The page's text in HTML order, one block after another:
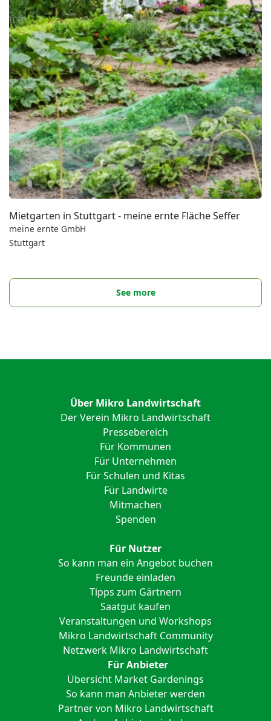
Mietgarten in Stuttgart - meine ernte Fläche Seffer
meine ernte GmbH
Stuttgart
See more
Über Mikro Landwirtschaft
Der Verein Mikro Landwirtschaft
Pressebereich
Für Kommunen
Für Unternehmen
Für Schulen und Kitas
Für Landwirte
Mitmachen
Spenden
Für Nutzer
So kann man ein Angebot buchen
Freunde einladen
Tipps zum Gärtnern
Saatgut kaufen
Veranstaltungen und Workshops
Mikro Landwirtschaft Community
Netzwerk Mikro Landwirtschaft
Für Anbieter
Übersicht Market Gardenings
So kann man Anbieter werden
Partner von Mikro Landwirtschaft